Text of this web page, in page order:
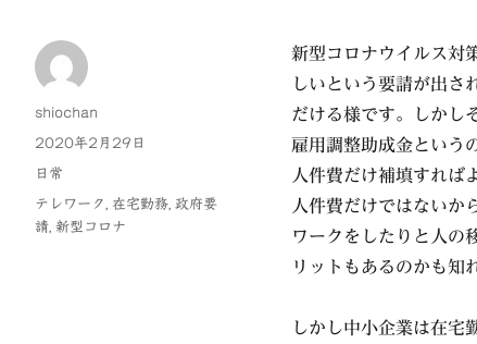
新型コロナウイルス対
しいという要請が出さ
だける様です。しかし
雇用調整助成金という
人件費だけ補填すれば
人件費だけではないか
ワークをしたりと人の
リットもあるのかも知
しかし中小企業は在宅
投
稿
shiochan
投
稿
2020年2月29日
カ
テ
ゴ
日常
タ
グ
テレワーク , 在宅勤務, 政府要
請, 新型コロナ